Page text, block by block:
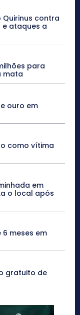
contra
ataques a
para
mata
ouro em
como vítima
em
o local após
meses em
gratuito de